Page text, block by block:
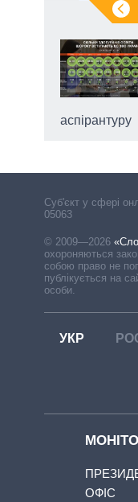
аспірантуру
Cуб'єкт у сфері
05063
© 2009—2026
охороняються
собою право не
публікується на
особи.
УКР
ОФІС